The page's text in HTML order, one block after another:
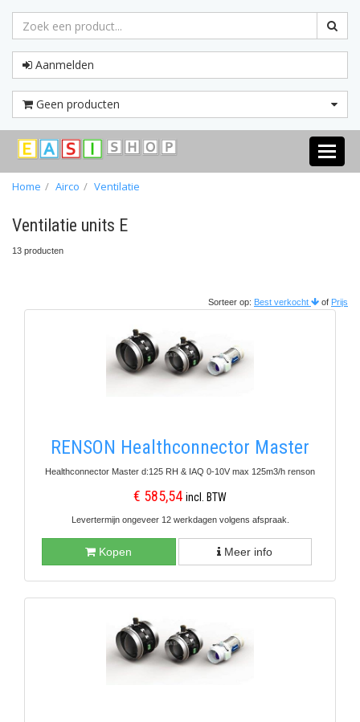
Aanmelden
Geen producten
Toggle
Home Airco Ventilatie
Ventilatie units E
13 producten
Sorteer op: Best verkocht of Prijs
RENSON Healthconnector Master
Healthconnector Master d:125 RH & IAQ 0-10V max 125m3/h renson
€ 585,54 incl. BTW
Levertermijn ongeveer 12 werkdagen volgens afspraak.
Kopen Meer info